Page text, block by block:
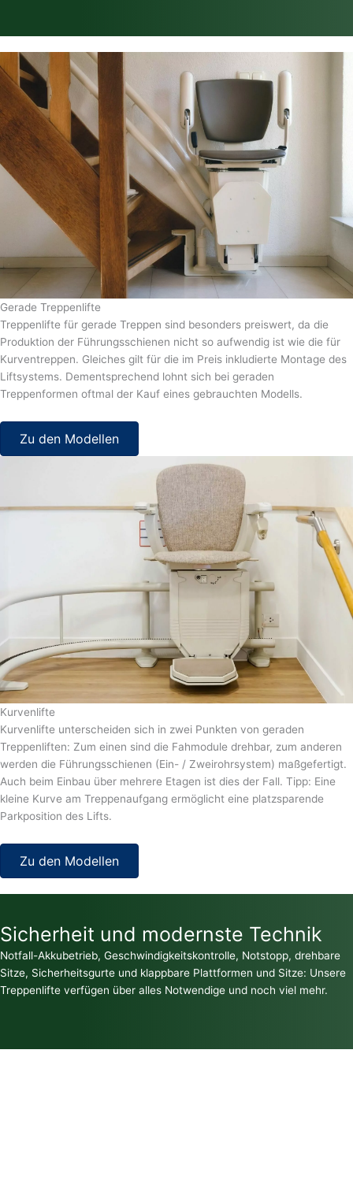
Gerade Treppenlifte
Treppenlifte für gerade Treppen sind besonders preiswert, da die
Produktion der Führungsschienen nicht so aufwendig ist wie die für
Kurventreppen. Gleiches gilt für die im Preis inkludierte Montage des
Liftsystems. Dementsprechend lohnt sich bei geraden
Treppenformen oftmal der Kauf eines gebrauchten Modells.
Zu den Modellen
Kurvenlifte
Kurvenlifte unterscheiden sich in zwei Punkten von geraden
Treppenliften: Zum einen sind die Fahmodule drehbar, zum anderen
werden die Führungsschienen (Ein- / Zweirohrsystem) maßgefertigt.
Auch beim Einbau über mehrere Etagen ist dies der Fall. Tipp: Eine
kleine Kurve am Treppenaufgang ermöglicht eine platzsparende
Parkposition des Lifts.
Zu den Modellen
Sicherheit und modernste Technik
Notfall-Akkubetrieb, Geschwindigkeitskontrolle, Notstopp, drehbare
Sitze, Sicherheitsgurte und klappbare Plattformen und Sitze: Unsere
Treppenlifte verfügen über alles Notwendige und noch viel mehr.